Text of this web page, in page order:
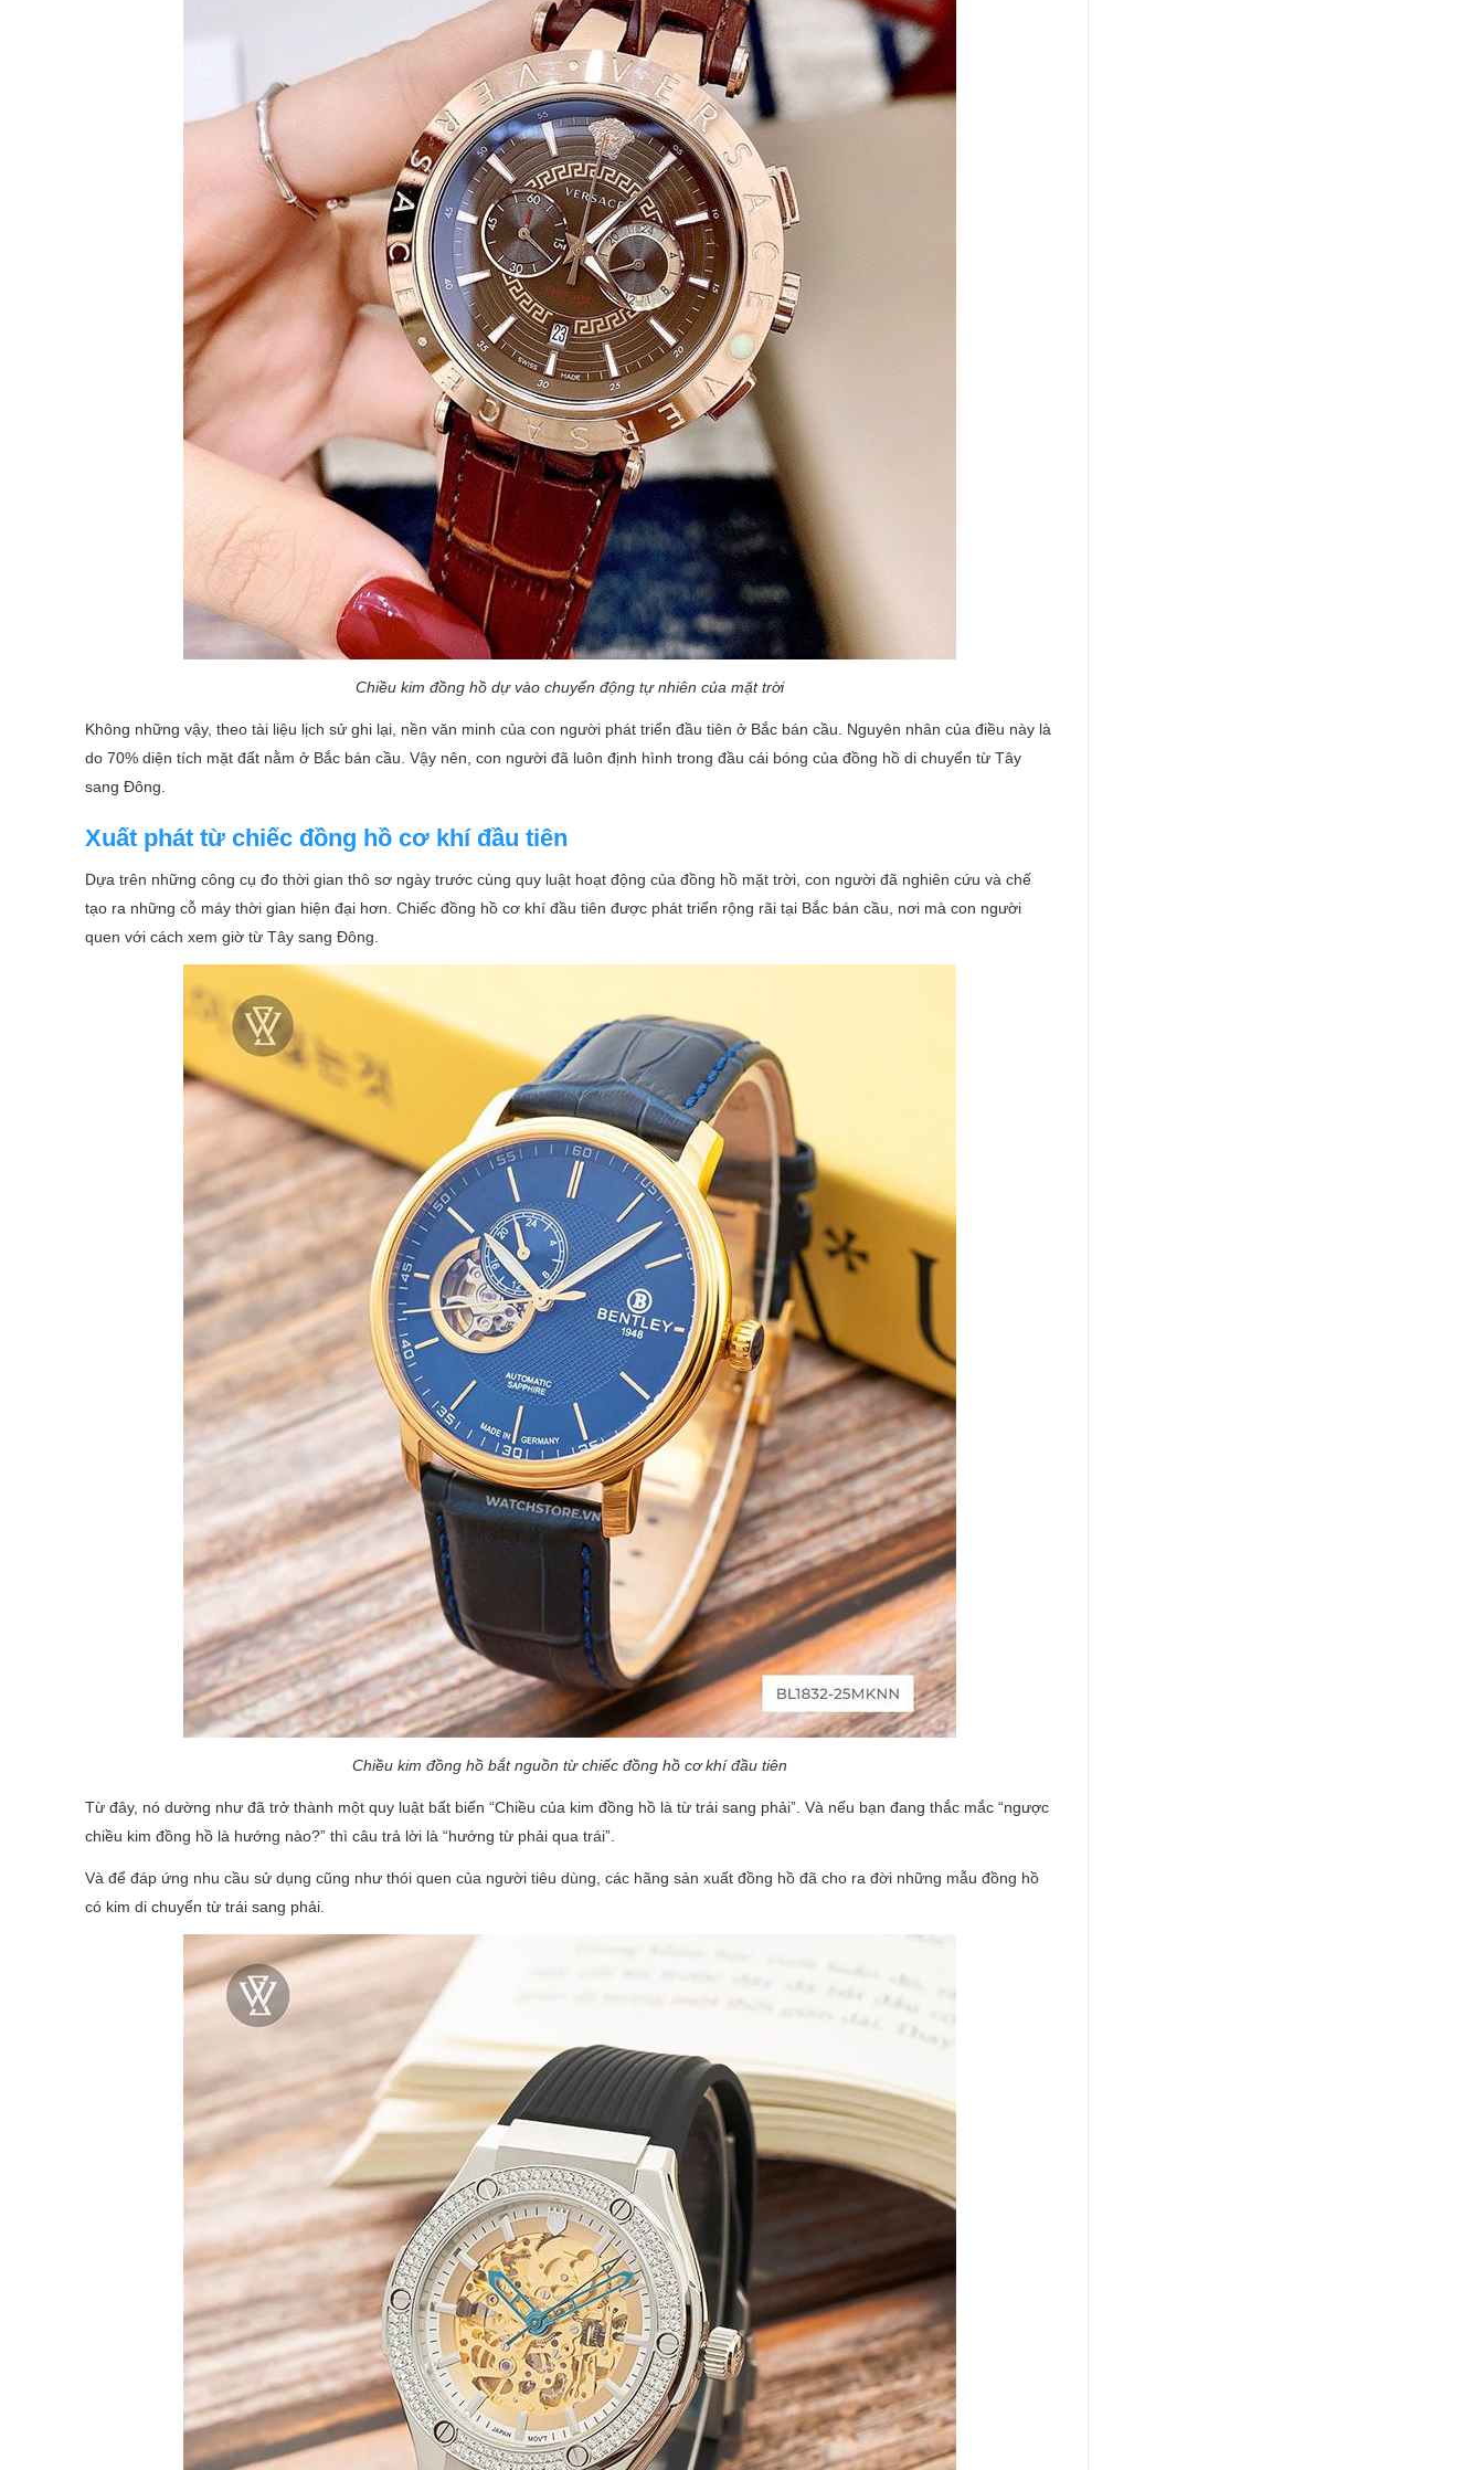
Chiều kim đồng hồ dự vào chuyển động tự nhiên của mặt trời
Không những vậy, theo tài liệu lịch sử ghi lại, nền văn minh của con người phát triển đầu tiên ở Bắc bán cầu. Nguyên nhân của điều này là
do 70% diện tích mặt đất nằm ở Bắc bán cầu. Vậy nên, con người đã luôn định hình trong đầu cái bóng của đồng hồ di chuyển từ Tây
sang Đông.
Xuất phát từ chiếc đồng hồ cơ khí đầu tiên
Dựa trên những công cụ đo thời gian thô sơ ngày trước cùng quy luật hoạt động của đồng hồ mặt trời, con người đã nghiên cứu và chế
tạo ra những cỗ máy thời gian hiện đại hơn. Chiếc đồng hồ cơ khí đầu tiên được phát triển rộng rãi tại Bắc bán cầu, nơi mà con người
quen với cách xem giờ từ Tây sang Đông.
Chiều kim đồng hồ bắt nguồn từ chiếc đồng hồ cơ khí đầu tiên
Từ đây, nó dường như đã trở thành một quy luật bất biến “Chiều của kim đồng hồ là từ trái sang phải”. Và nếu bạn đang thắc mắc “ngược
chiều kim đồng hồ là hướng nào?” thì câu trả lời là “hướng từ phải qua trái”.
Và để đáp ứng nhu cầu sử dụng cũng như thói quen của người tiêu dùng, các hãng sản xuất đồng hồ đã cho ra đời những mẫu đồng hồ
có kim di chuyển từ trái sang phải.